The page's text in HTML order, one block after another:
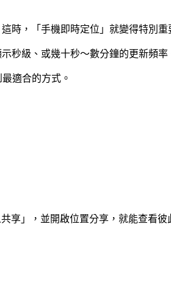
時，「手機即時定位」就變得特別重
秒級、或幾十秒～數分鐘的更新頻率
適合的方式。
享」，並開啟位置分享，就能查看